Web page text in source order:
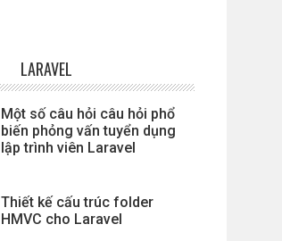
LARAVEL
Một số câu hỏi câu hỏi phổ
biến phỏng vấn tuyển dụng
lập trình viên Laravel
Thiết kế cấu trúc folder
HMVC cho Laravel